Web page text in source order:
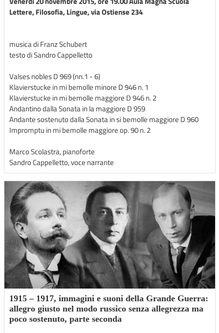
Lettere, Filosofia, Lingue, via Ostiense 234
musica di Franz Schubert
testo di Sandro Cappelletto
Valses nobles D 969 (nn.1 - 6)
Klavierstucke in mi bemolle minore D 946 n. 1
Klavierstucke in mi bemolle maggiore D 946 n. 2
Andantino dalla Sonata in la maggiore D 959
Andante sostenuto dalla Sonata in si bemolle maggiore D 960
Impromptu in mi bemolle maggiore op. 90 n. 2
Marco Scolastra, pianoforte
Sandro Cappelletto, voce narrante
1915 – 1917, immagini e suoni della Grande Guerra:
allegro giusto nel modo russico senza allegrezza ma
poco sostenuto, parte seconda